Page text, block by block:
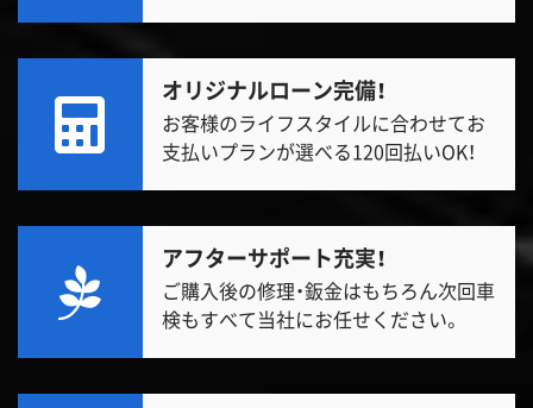
オリジナルローン完備！
お客様のライフスタイルに合わせてお
支払いプランが選べる120回払いOK！
アフターサポート充実！
ご購入後の修理・鈑金はもちろん次回車
検もすべて当社にお任せください。